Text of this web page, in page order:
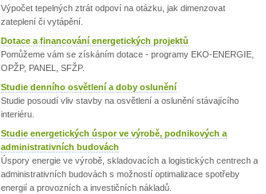
Výpočet tepelných ztrát odpoví na otázku, jak dimenzovat
zateplení či vytápění.
Dotace a financování energetických projektů
Pomůžeme vám se získáním dotace - programy EKO-ENERGIE,
OPŽP, PANEL, SFŽP.
Studie denního osvětlení a doby oslunění
Studie posoudí vliv stavby na osvětlení a oslunění stávajícího
interiéru.
Studie energetických úspor ve výrobě, podnikových a
administrativních budovách
Úspory energie ve výrobě, skladovacích a logistických centrech a
administrativních budovách s možností optimalizace spotřeby
energií a provozních a investičních nákladů.